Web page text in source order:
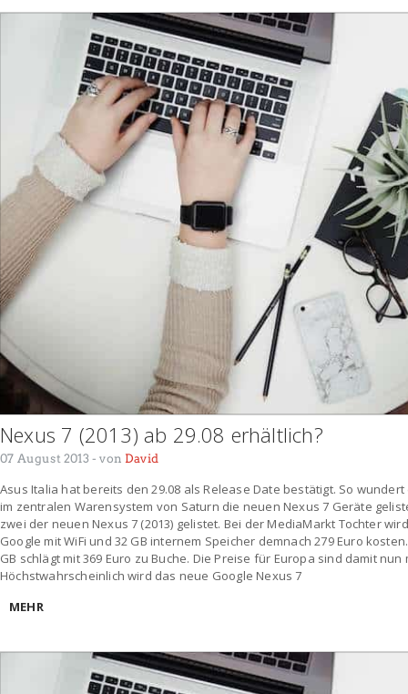
Nexus 7 (2013) ab 29.08 erhältlich?
07 August 2013 - von David
Asus Italia hat bereits den 29.08 als Release Date bestätigt. So
im zentralen Warensystem von Saturn die neuen Nexus 7 Geräte
zwei der neuen Nexus 7 (2013) gelistet. Bei der MediaMarkt Tochter
Google mit WiFi und 32 GB internem Speicher demnach 279 Euro
GB schlägt mit 369 Euro zu Buche. Die Preise für Europa sind damit
Höchstwahrscheinlich wird das neue Google Nexus 7
MEHR